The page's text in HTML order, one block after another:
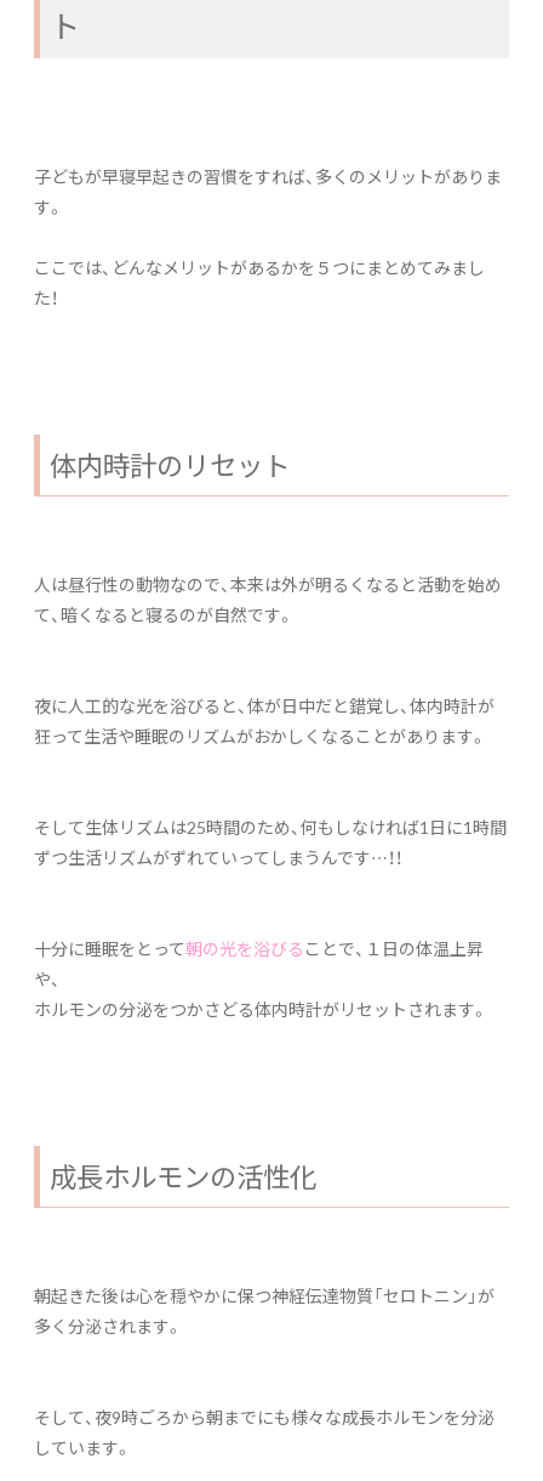
ト
子どもが早寝早起きの習慣をすれば、多くのメリットがありま
す。
ここでは、どんなメリットがあるかを５つにまとめてみまし
た！
体内時計のリセット
人は昼行性の動物なので、本来は外が明るくなると活動を始め
て、暗くなると寝るのが自然です。
夜に人工的な光を浴びると、体が日中だと錯覚し、体内時計が
狂って生活や睡眠のリズムがおかしくなることがあります。
そして生体リズムは25時間のため、何もしなければ1日に1時間
ずつ生活リズムがずれていってしまうんです…！！
十分に睡眠をとって朝の光を浴びる ことで、１日の体温上昇
や、
ホルモンの分泌をつかさどる体内時計がリセットされます。
成長ホルモンの活性化
朝起きた後は心を穏やかに保つ神経伝達物質「セロトニン」が
多く分泌されます。
そして、夜9時ごろから朝までにも様々な成長ホルモンを分泌
しています。